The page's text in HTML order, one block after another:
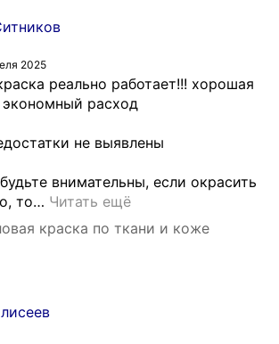
2025
реально работает!!! хорошая
расход
не выявлены
будьте внимательны, если окрасить
то… Читать ещё
краска по ткани и коже